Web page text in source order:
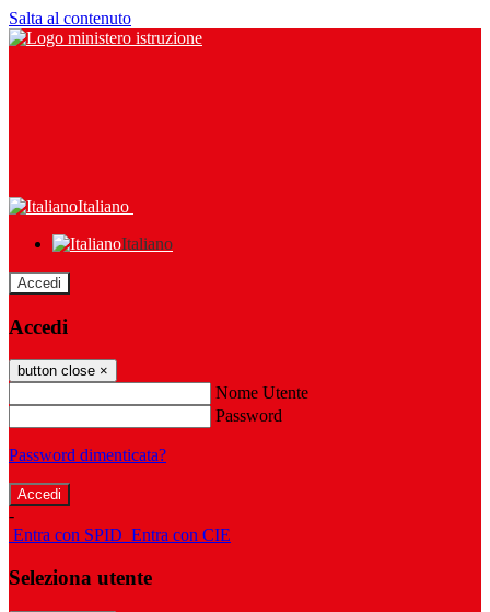
Salta al contenuto
Italiano
Italiano
Accedi
Accedi
button close ×
Nome Utente
Password
Password dimenticata?
-
Entra con SPID Entra con CIE
Seleziona utente